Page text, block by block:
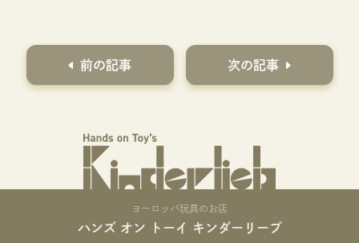
前の記事 次の記事
ヨーロッパ玩具のお店
ハンズ オン トーイ キンダーリープ